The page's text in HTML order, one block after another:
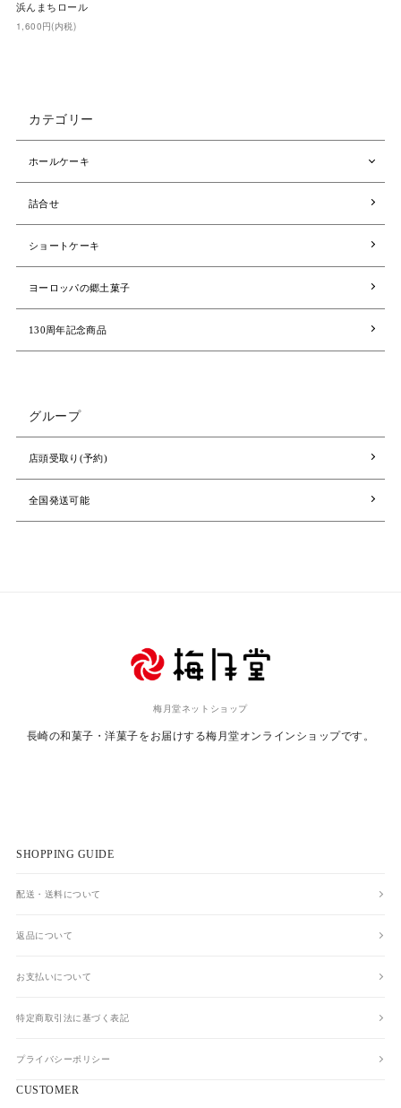
浜んまちロール
1,600円(内税)
カテゴリー
ホールケーキ
詰合せ
ショートケーキ
ヨーロッパの郷土菓子
130周年記念商品
グループ
店頭受取り(予約)
全国発送可能
梅月堂ネットショップ
長崎の和菓子・洋菓子をお届けする梅月堂オンラインショップです。
SHOPPING GUIDE
配送・送料について
返品について
お支払いについて
特定商取引法に基づく表記
プライバシーポリシー
CUSTOMER